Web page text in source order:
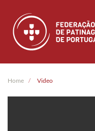
Skip to main content
Home Video